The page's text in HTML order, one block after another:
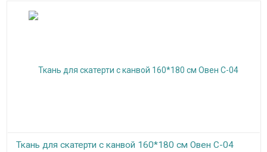
Ткань для скатерти с канвой 160*180 см Овен С-04